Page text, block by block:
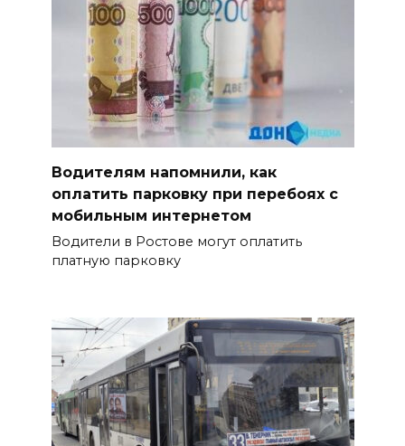
Водителям напомнили, как
оплатить парковку при перебоях с
мобильным интернетом
Водители в Ростове могут оплатить
платную парковку